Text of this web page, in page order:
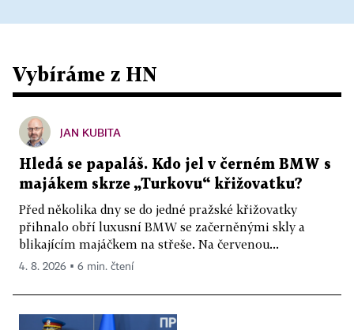
Vybíráme z HN
JAN KUBITA
Hledá se papaláš. Kdo jel v černém BMW s
majákem skrze „Turkovu“ křižovatku?
Před několika dny se do jedné pražské křižovatky
přihnalo obří luxusní BMW se začerněnými skly a
blikajícím majáčkem na střeše. Na červenou...
4. 8. 2026 ▪ 6 min. čtení